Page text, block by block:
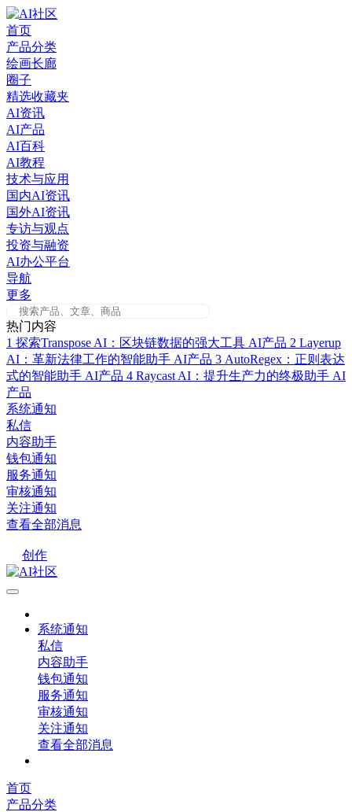
Skip
to
content
首页
产品分类
绘画长廊
圈子
精选收藏夹
AI资讯
AI产品
AI百科
AI教程
技术与应用
国内AI资讯
国外AI资讯
专访与观点
投资与融资
AI办公平台
导航
更多
热门内容
1 探索Transpose AI：区块链数据的强大工具 AI产品 2 Layerup
AI：革新法律工作的智能助手 AI产品 3 AutoRegex：正则表达
式的智能助手 AI产品 4 Raycast AI：提升生产力的终极助手 AI
产品
系统通知
私信
内容助手
钱包通知
服务通知
审核通知
关注通知
查看全部消息
创作
系统通知
私信
内容助手
钱包通知
服务通知
审核通知
关注通知
查看全部消息
首页
产品分类